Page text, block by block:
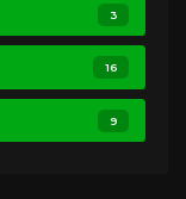
3
16
9